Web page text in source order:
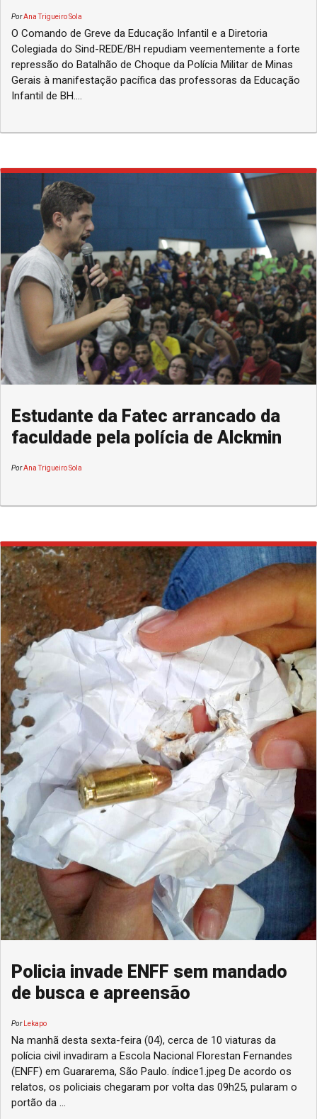
PorAna Trigueiro Sola
O Comando de Greve da Educação Infantil e a Diretoria
Colegiada do Sind-REDE/BH repudiam veementemente a forte
repressão do Batalhão de Choque da Polícia Militar de Minas
Gerais à manifestação pacífica das professoras da Educação
Infantil de BH....
Estudante da Fatec arrancado da
faculdade pela polícia de Alckmin
PorAna Trigueiro Sola
Policia invade ENFF sem mandado
de busca e apreensão
PorLekapo
Na manhã desta sexta-feira (04), cerca de 10 viaturas da
polícia civil invadiram a Escola Nacional Florestan Fernandes
(ENFF) em Guararema, São Paulo. índice1.jpeg De acordo os
relatos, os policiais chegaram por volta das 09h25, pularam o
portão da ...